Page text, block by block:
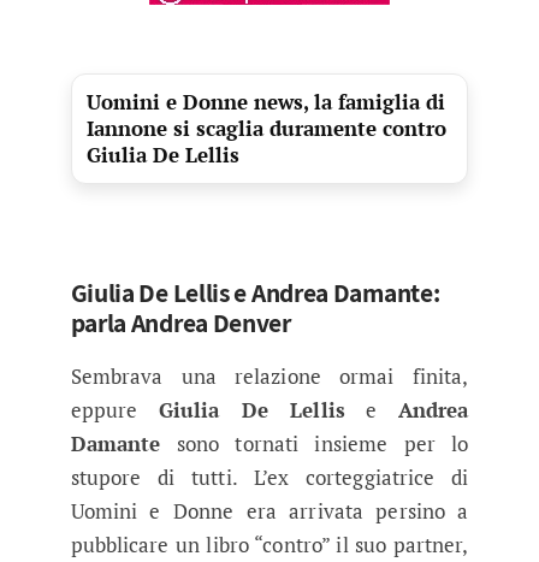
Uomini e Donne news, la famiglia di
Iannone si scaglia duramente contro
Giulia De Lellis
Giulia De Lellis e Andrea Damante:
parla Andrea Denver
Sembrava una relazione ormai finita,
eppure Giulia De Lellis e Andrea
Damante sono tornati insieme per lo
stupore di tutti. L’ex corteggiatrice di
Uomini e Donne era arrivata persino a
pubblicare un libro “contro” il suo partner,